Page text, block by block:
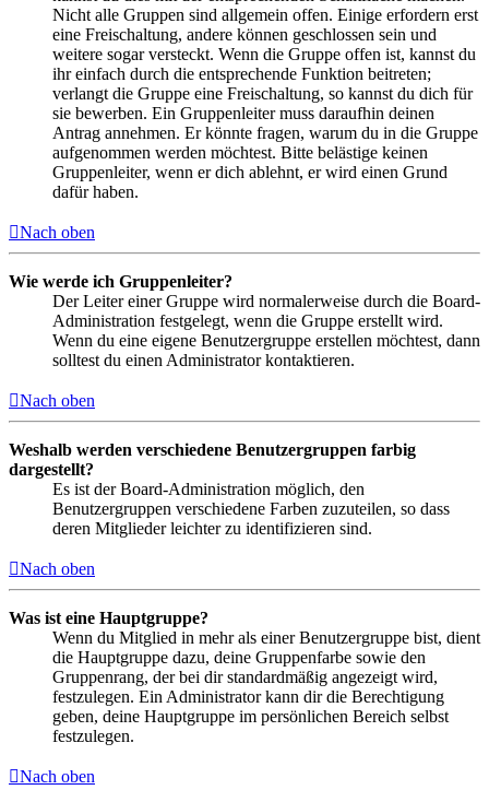
Nicht alle Gruppen sind allgemein offen. Einige erfordern erst
eine Freischaltung, andere können geschlossen sein und
weitere sogar versteckt. Wenn die Gruppe offen ist, kannst du
ihr einfach durch die entsprechende Funktion beitreten;
verlangt die Gruppe eine Freischaltung, so kannst du dich für
sie bewerben. Ein Gruppenleiter muss daraufhin deinen
Antrag annehmen. Er könnte fragen, warum du in die Gruppe
aufgenommen werden möchtest. Bitte belästige keinen
Gruppenleiter, wenn er dich ablehnt, er wird einen Grund
dafür haben.
Nach oben
Wie werde ich Gruppenleiter?
Der Leiter einer Gruppe wird normalerweise durch die Board-
Administration festgelegt, wenn die Gruppe erstellt wird.
Wenn du eine eigene Benutzergruppe erstellen möchtest, dann
solltest du einen Administrator kontaktieren.
Nach oben
Weshalb werden verschiedene Benutzergruppen farbig
dargestellt?
Es ist der Board-Administration möglich, den
Benutzergruppen verschiedene Farben zuzuteilen, so dass
deren Mitglieder leichter zu identifizieren sind.
Nach oben
Was ist eine Hauptgruppe?
Wenn du Mitglied in mehr als einer Benutzergruppe bist, dient
die Hauptgruppe dazu, deine Gruppenfarbe sowie den
Gruppenrang, der bei dir standardmäßig angezeigt wird,
festzulegen. Ein Administrator kann dir die Berechtigung
geben, deine Hauptgruppe im persönlichen Bereich selbst
festzulegen.
Nach oben